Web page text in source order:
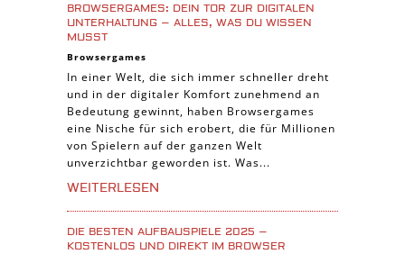
Abenteuer Spiele
Online Spiele
3-Gewinnt Spiele
Trading Card Spiele
Manager Spiele
BROWSERGAMES: DEIN TOR ZUR DIGITALEN
UNTERHALTUNG – ALLES, WAS DU WISSEN
MUSST
Browsergames
In einer Welt, die sich immer schneller dreht
und in der digitaler Komfort zunehmend an
Bedeutung gewinnt, haben Browsergames
eine Nische für sich erobert, die für Millionen
von Spielern auf der ganzen Welt
unverzichtbar geworden ist. Was...
WEITERLESEN
DIE BESTEN AUFBAUSPIELE 2025 –
KOSTENLOS UND DIREKT IM BROWSER